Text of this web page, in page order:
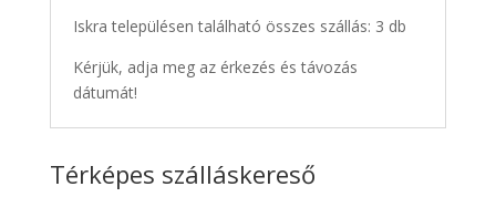
Iskra településen található összes szállás: 3 db
Kérjük, adja meg az érkezés és távozás
dátumát!
Térképes szálláskereső